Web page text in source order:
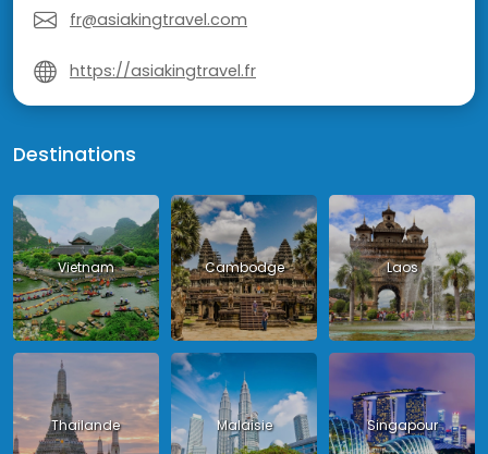
fr@asiakingtravel.com
https://asiakingtravel.fr
Destinations
Vietnam Cambodge Laos
Thailande Malaisie Singapour